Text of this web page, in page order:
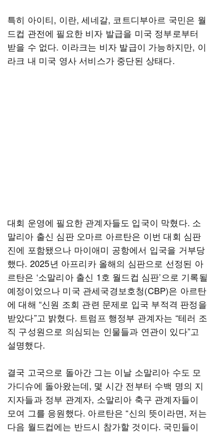
특히 아이티, 이란, 세네갈, 코트디부아르 국민은 월
드컵 관전에 필요한 비자 발급을 미국 정부로부터
받을 수 없다. 이라크는 비자 발급이 가능하지만, 이
라크 내 미국 영사 서비스가 중단된 상태다.
대회 운영에 필요한 관계자들도 입국이 막혔다. 소
말리아 출신 심판 오마르 아르탄은 이번 대회 심판
진에 포함됐으나 마이애미 공항에서 입국을 거부당
했다. 2025년 아프리카 올해의 심판으로 선정된 아
르탄은 ‘소말리아 출신 1호 월드컵 심판’으로 기록될
예정이었으나 미국 관세국경보호청(CBP)은 아르탄
에 대해 “신원 조회 관련 문제로 입국 부적격 판정을
받았다”고 밝혔다. 트럼프 행정부 관계자는 “테러 조
직 구성원으로 의심되는 인물들과 연관이 있다”고
설명했다.
결국 고국으로 돌아간 그는 이날 소말리아 수도 모
가디슈에 돌아왔는데, 몇 시간 전부터 수백 명의 지
지자들과 정부 관계자, 소말리아 축구 관계자들이
모여 그를 응원했다. 아르탄은 “신의 뜻이라면, 저는
다음 월드컵에는 반드시 참가할 것이다. 국민들이